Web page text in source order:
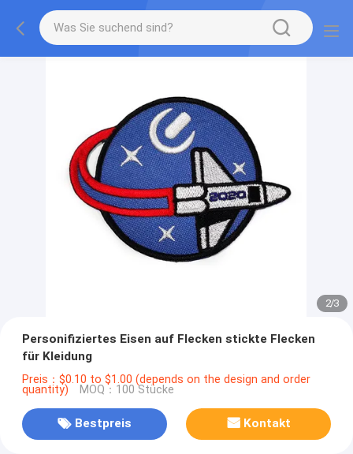
2/3
Personifiziertes Eisen auf Flecken stickte Flecken
für Kleidung
Preis：$0.10 to $1.00 (depends on the design and order
quantity) MOQ：100 Stücke
Bestpreis Kontakt